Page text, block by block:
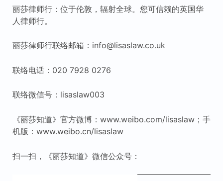
丽莎律师行：位于伦敦，辐射全球。您可信赖的英国华
人律师行。
丽莎律师行联络邮箱：info@lisaslaw.co.uk
联络电话：020 7928 0276
联络微信号：lisaslaw003
《丽莎知道》官方微博：www.weibo.com/lisaslaw；手
机版：www.weibo.cn/lisaslaw
扫一扫，《丽莎知道》微信公众号：